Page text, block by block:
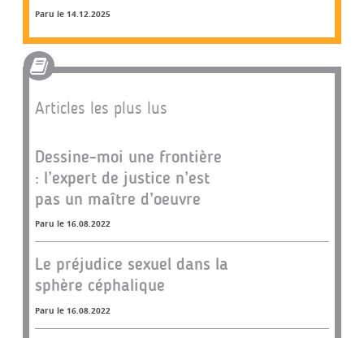
Paru le 14.12.2025
Articles les plus lus
Dessine-moi une frontière
: l’expert de justice n’est
pas un maître d’oeuvre
Paru le 16.08.2022
Le préjudice sexuel dans la
sphère céphalique
Paru le 16.08.2022